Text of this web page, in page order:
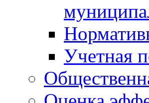
Учетная